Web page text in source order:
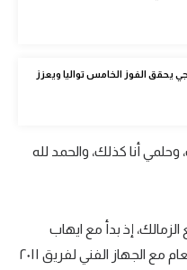
يحقق الفوز الخامس تواليا ويعزز
أنا كذلك، والحمد لله
إذ بدأ مع ايهاب
رفاعي وإسلام عادل المأمور، وهذا العام مع الجهاز الفني لفريق ٢٠١١